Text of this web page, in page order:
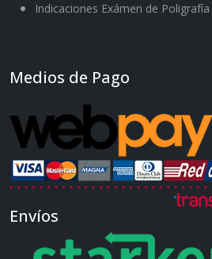
Indicaciones Exámen de
Medios de Pago
Envíos